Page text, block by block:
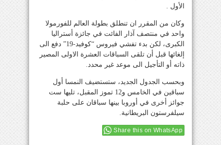
الأول .
وكان من المقرر ان تنطلق بطولة العالم للفورمولا
واحد في منتصف آذار الفائت في جائزة أستراليا
الكبرى، لكن بدء تفشي فيروس “كوفيد-19” دفع الى
إلغائها قبل أن تلقى السباقات العشرة الاولى المصير
ذاته أو التأجيل الى موعد غير محدد.
وبحسب الجدول الجديد، ستستضيف النمسا أول
سباقين في الخامس و12 تموز المقبل، تليها ست
جوائز أخرى في أوروبا بينها سباقان على حلبة
سيلفرستون البريطانية.
Share this on WhatsApp